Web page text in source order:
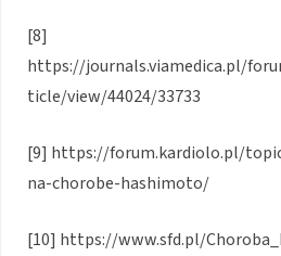
[8]
https://journals.viamedica.pl/
ticle/view/44024/33733
[9] https://forum.kardiolo.pl/
na-chorobe-hashimoto/
[10] https://www.sfd.pl/